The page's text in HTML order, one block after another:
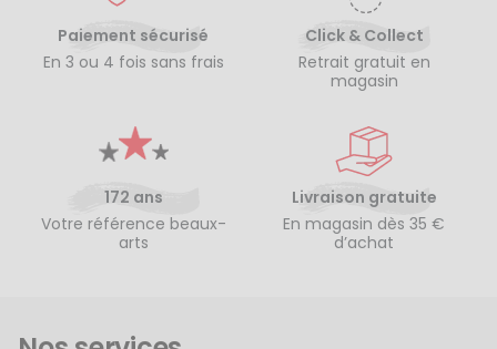
Paiement sécurisé
En 3 ou 4 fois sans frais
Click & Collect
Retrait gratuit en
magasin
172 ans
Votre référence beaux-
arts
Livraison gratuite
En magasin dès 35 €
d’achat